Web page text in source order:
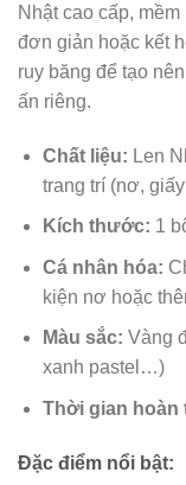
Nhật cao cấp,
đơn giản hoặc kết
ruy băng để tạo
ấn riêng.
Chất liệu: Len
trang trí (nơ,
Kích thước: 1
Cá nhân hóa:
kiện nơ hoặc
Màu sắc: Vàng
xanh pastel…)
Thời gian hoàn
Đặc điểm nổi bật: